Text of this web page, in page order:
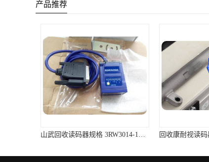
产品推荐
山武回收读码器规格 3RW3014-1BB04